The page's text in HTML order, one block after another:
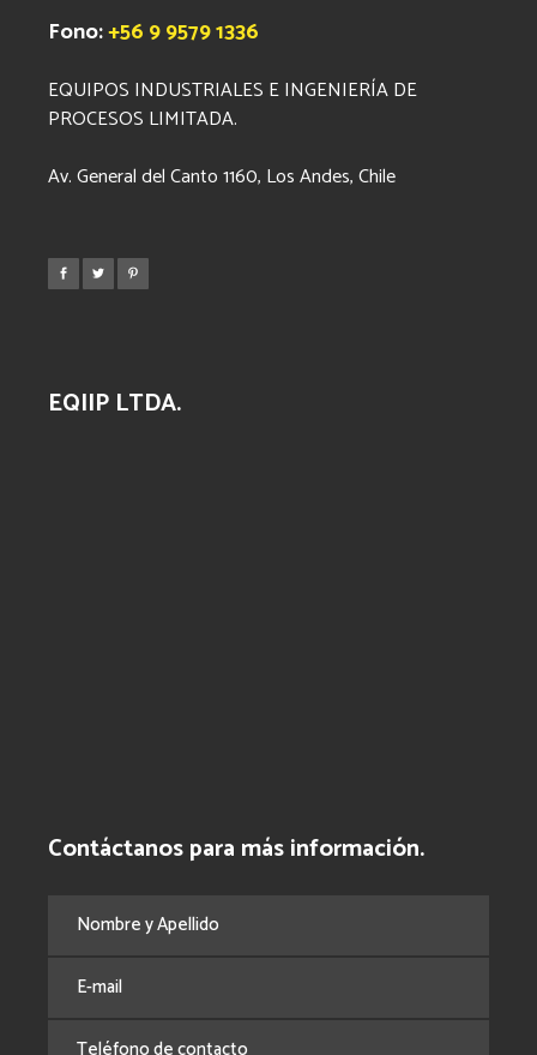
Fono:+56 9 9579 1336
EQUIPOS INDUSTRIALES E INGENIERÍA DE
PROCESOS LIMITADA.
Av. General del Canto 1160, Los Andes, Chile
EQIIP LTDA.
Contáctanos para más información.